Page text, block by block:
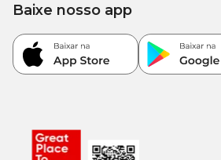
Baixe nosso app